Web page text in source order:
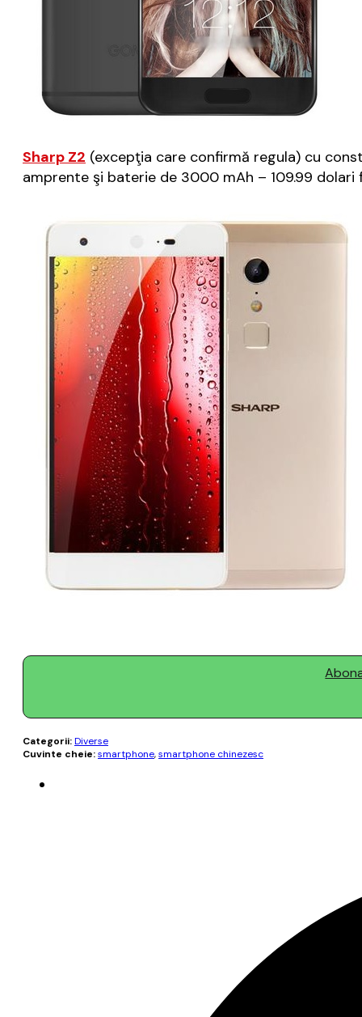
Sharp Z2 (excepţia care confirmă regula) cu
amprente şi baterie de 3000 mAh – 109.99 dolari
Categorii:Diverse
Cuvinte cheie:smartphone,smartphone chinezesc